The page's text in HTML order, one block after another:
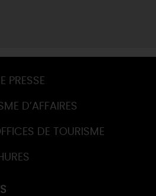
PRESSE
D’AFFAIRES
DE TOURISME